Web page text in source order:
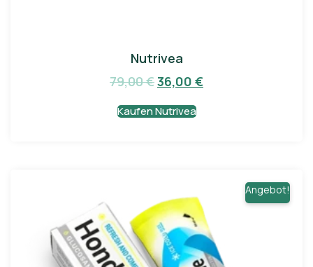
Nutrivea
79,00€36,00 €
Kaufen Nutrivea
Angebot!